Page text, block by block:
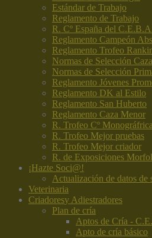
Estándar de Trabajo
Reglamento de Trabajo
R. Cº España del
Reglamento Campeón
Reglamento Trofeo
Normas de Selección
Normas de Selección
Reglamento Jóvenes
Reglamento DK al Estilo
Reglamento San Huberto
Reglamento Caza Menor
R. Trofeo Cº Monográfrica
R. Trofeo Mejor pruebas
R. Trofeo Mejor criador
R. de Exposiciones
¡Hazte Soci@!
Actualización de datos de
Veterinaria
Criadoresy Adiestradores
Plan de cría
Aptos de Cría -
Apto de cría básico